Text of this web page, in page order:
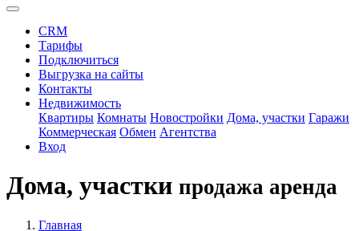
CRM
Тарифы
Подключиться
Выгрузка на сайты
Контакты
Недвижимость
Квартиры Комнаты Новостройки Дома, участки Гаражи
Коммерческая Обмен Агентства
Вход
Дома, участки продажа аренда
Главная